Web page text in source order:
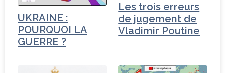
UKRAINE :
POURQUOI LA
GUERRE ?
Les trois erreurs
de jugement de
Vladimir Poutine